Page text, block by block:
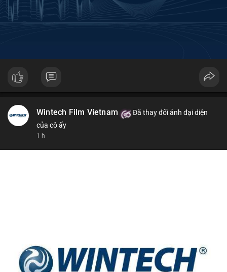
Wintech Film Vietnam
Đã thay đổi ảnh đại diện
của cô ấy
1 h